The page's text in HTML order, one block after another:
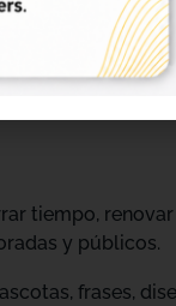
y
tiempo,
y públicos.
frases,